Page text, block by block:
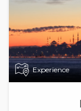
Experience